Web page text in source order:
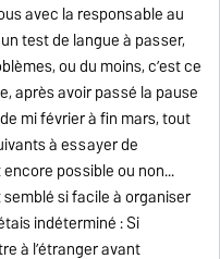
avec la responsable au
test de langue à passer,
ou du moins, c’est ce
après avoir passé la pause
mi février à fin mars, tout
à essayer de
possible ou non...
si facile à organiser
indéterminé : Si
à l’étranger avant